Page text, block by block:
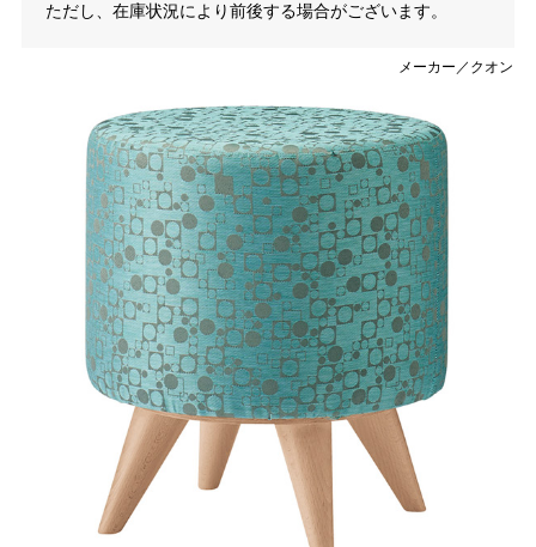
メーカー／クオン
ただし、在庫状況により前後する場合がございます。